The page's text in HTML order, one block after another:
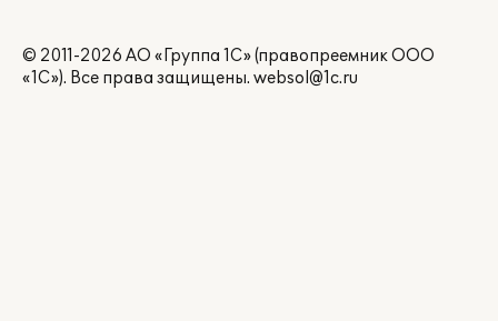
© 2011-2026 АО «Группа 1С» (правопреемник ООО
«1С»). Все права защищены. websol@1c.ru